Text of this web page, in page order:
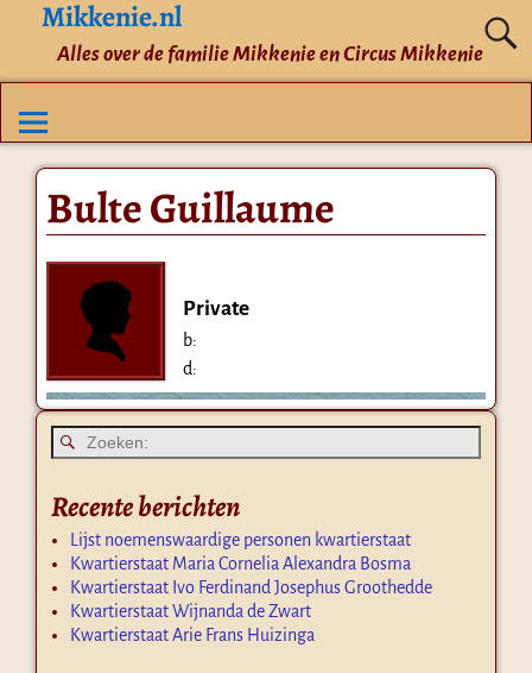
Mikkenie.nl
Alles over de familie Mikkenie en Circus Mikkenie
Bulte Guillaume
Private
b:
d:
Recente berichten
Lijst noemenswaardige personen kwartierstaat
Kwartierstaat Maria Cornelia Alexandra Bosma
Kwartierstaat Ivo Ferdinand Josephus Groothedde
Kwartierstaat Wijnanda de Zwart
Kwartierstaat Arie Frans Huizinga